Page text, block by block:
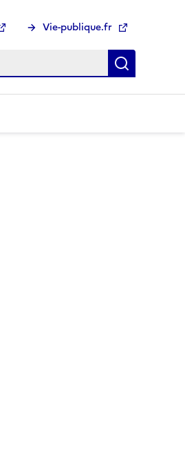
Vie-publique.fr
public.gouv.fr : ils nous en